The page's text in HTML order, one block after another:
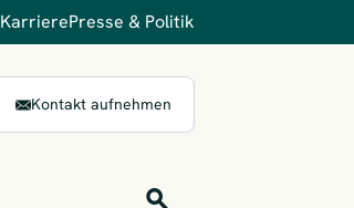
KarrierePresse & Politik
Kontakt aufnehmen
Finden